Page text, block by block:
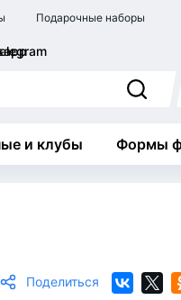
Подарочные наборы
и клубы Формы
Поделиться